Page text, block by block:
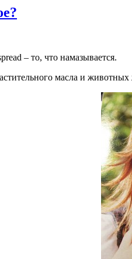
– то, что намазывается.
масла и